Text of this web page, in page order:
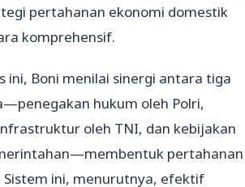
pertahanan ekonomi domestik
komprehensif.
ini, Boni menilai sinergi antara tiga
hukum oleh Polri,
oleh TNI, dan kebijakan
pertahanan
Sistem ini, menurutnya, efektif